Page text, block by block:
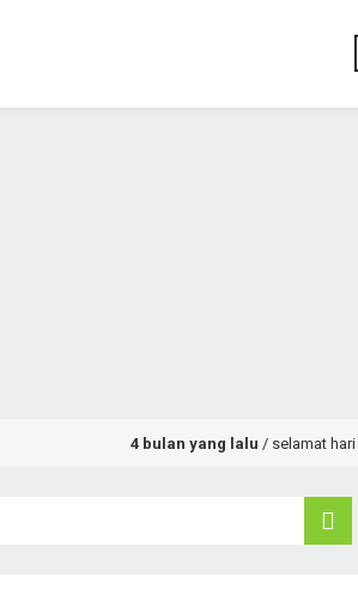
4 bulan yang lalu/ selamat hari raya